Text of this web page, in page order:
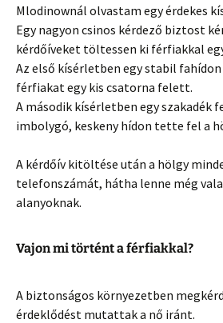
Mlodinownál olvastam egy érdekes
Egy nagyon csinos kérdező biztost
kérdőíveket töltessen ki férfiakkal
Az első kísérletben egy stabil
férfiakat egy kis csatorna felett.
A második kísérletben egy szakadék
imbolygó, keskeny hídon tette fel a
A kérdőív kitöltése után a hölgy
telefonszámát, hátha lenne még
alanyoknak.
Vajon mi történt a férfiakkal?
A biztonságos környezetben
érdeklődést mutattak a nő iránt.